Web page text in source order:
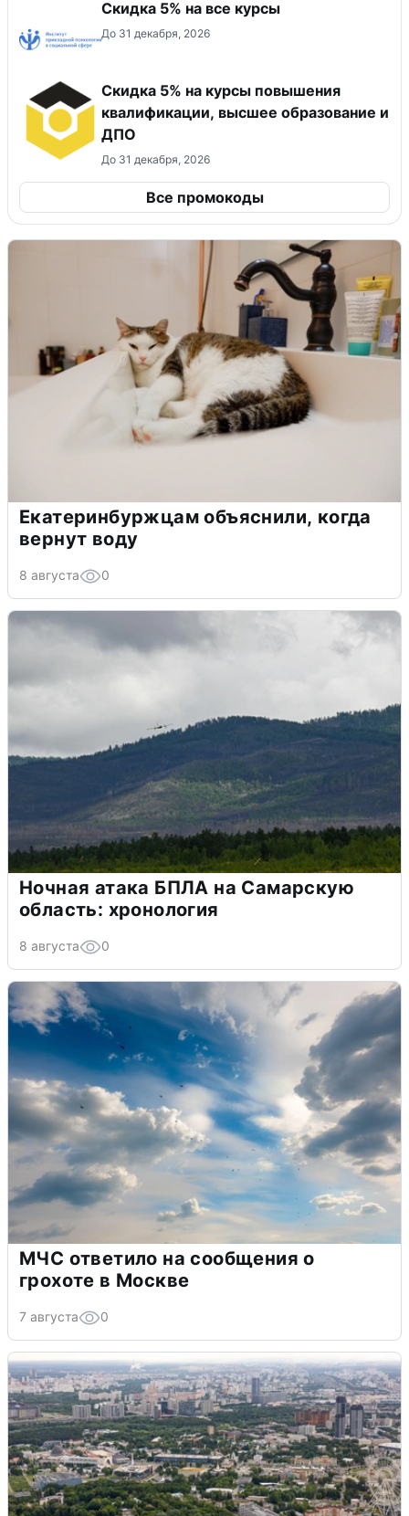
Скидка 5% на все курсы
До 31 декабря, 2026
Скидка 5% на курсы повышения
квалификации, высшее образование и
ДПО
До 31 декабря, 2026
Все промокоды
Екатеринбуржцам объяснили, когда
вернут воду
8 августа 0
Ночная атака БПЛА на Самарскую
область: хронология
8 августа 0
МЧС ответило на сообщения о
грохоте в Москве
7 августа 0